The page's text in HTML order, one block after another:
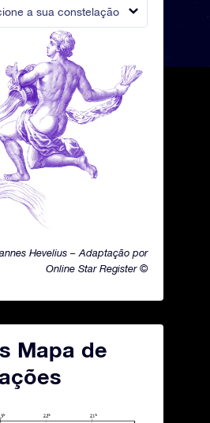
a sua constelação
Hevelius – Adaptação por
Online Star Register ©
Mapa de